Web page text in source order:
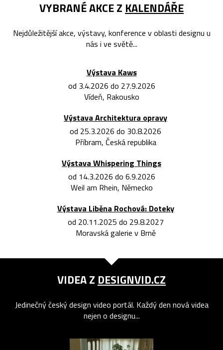
VYBRANÉ AKCE Z KALENDÁŘE
Nejdůležitější akce, výstavy, konference v oblasti designu u
nás i ve světě...
Výstava Kaws
od 3.4.2026 do 27.9.2026
Vídeň, Rakousko
Výstava Architektura opravy
od 25.3.2026 do 30.8.2026
Příbram, Česká republika
Výstava Whispering Things
od 14.3.2026 do 6.9.2026
Weil am Rhein, Německo
Výstava Liběna Rochová: Doteky
od 20.11.2025 do 29.8.2027
Moravská galerie v Brně
VIDEA Z DESIGNVID.CZ
Jedinečný český design video portál. Každý den nová videa
nejen o designu...